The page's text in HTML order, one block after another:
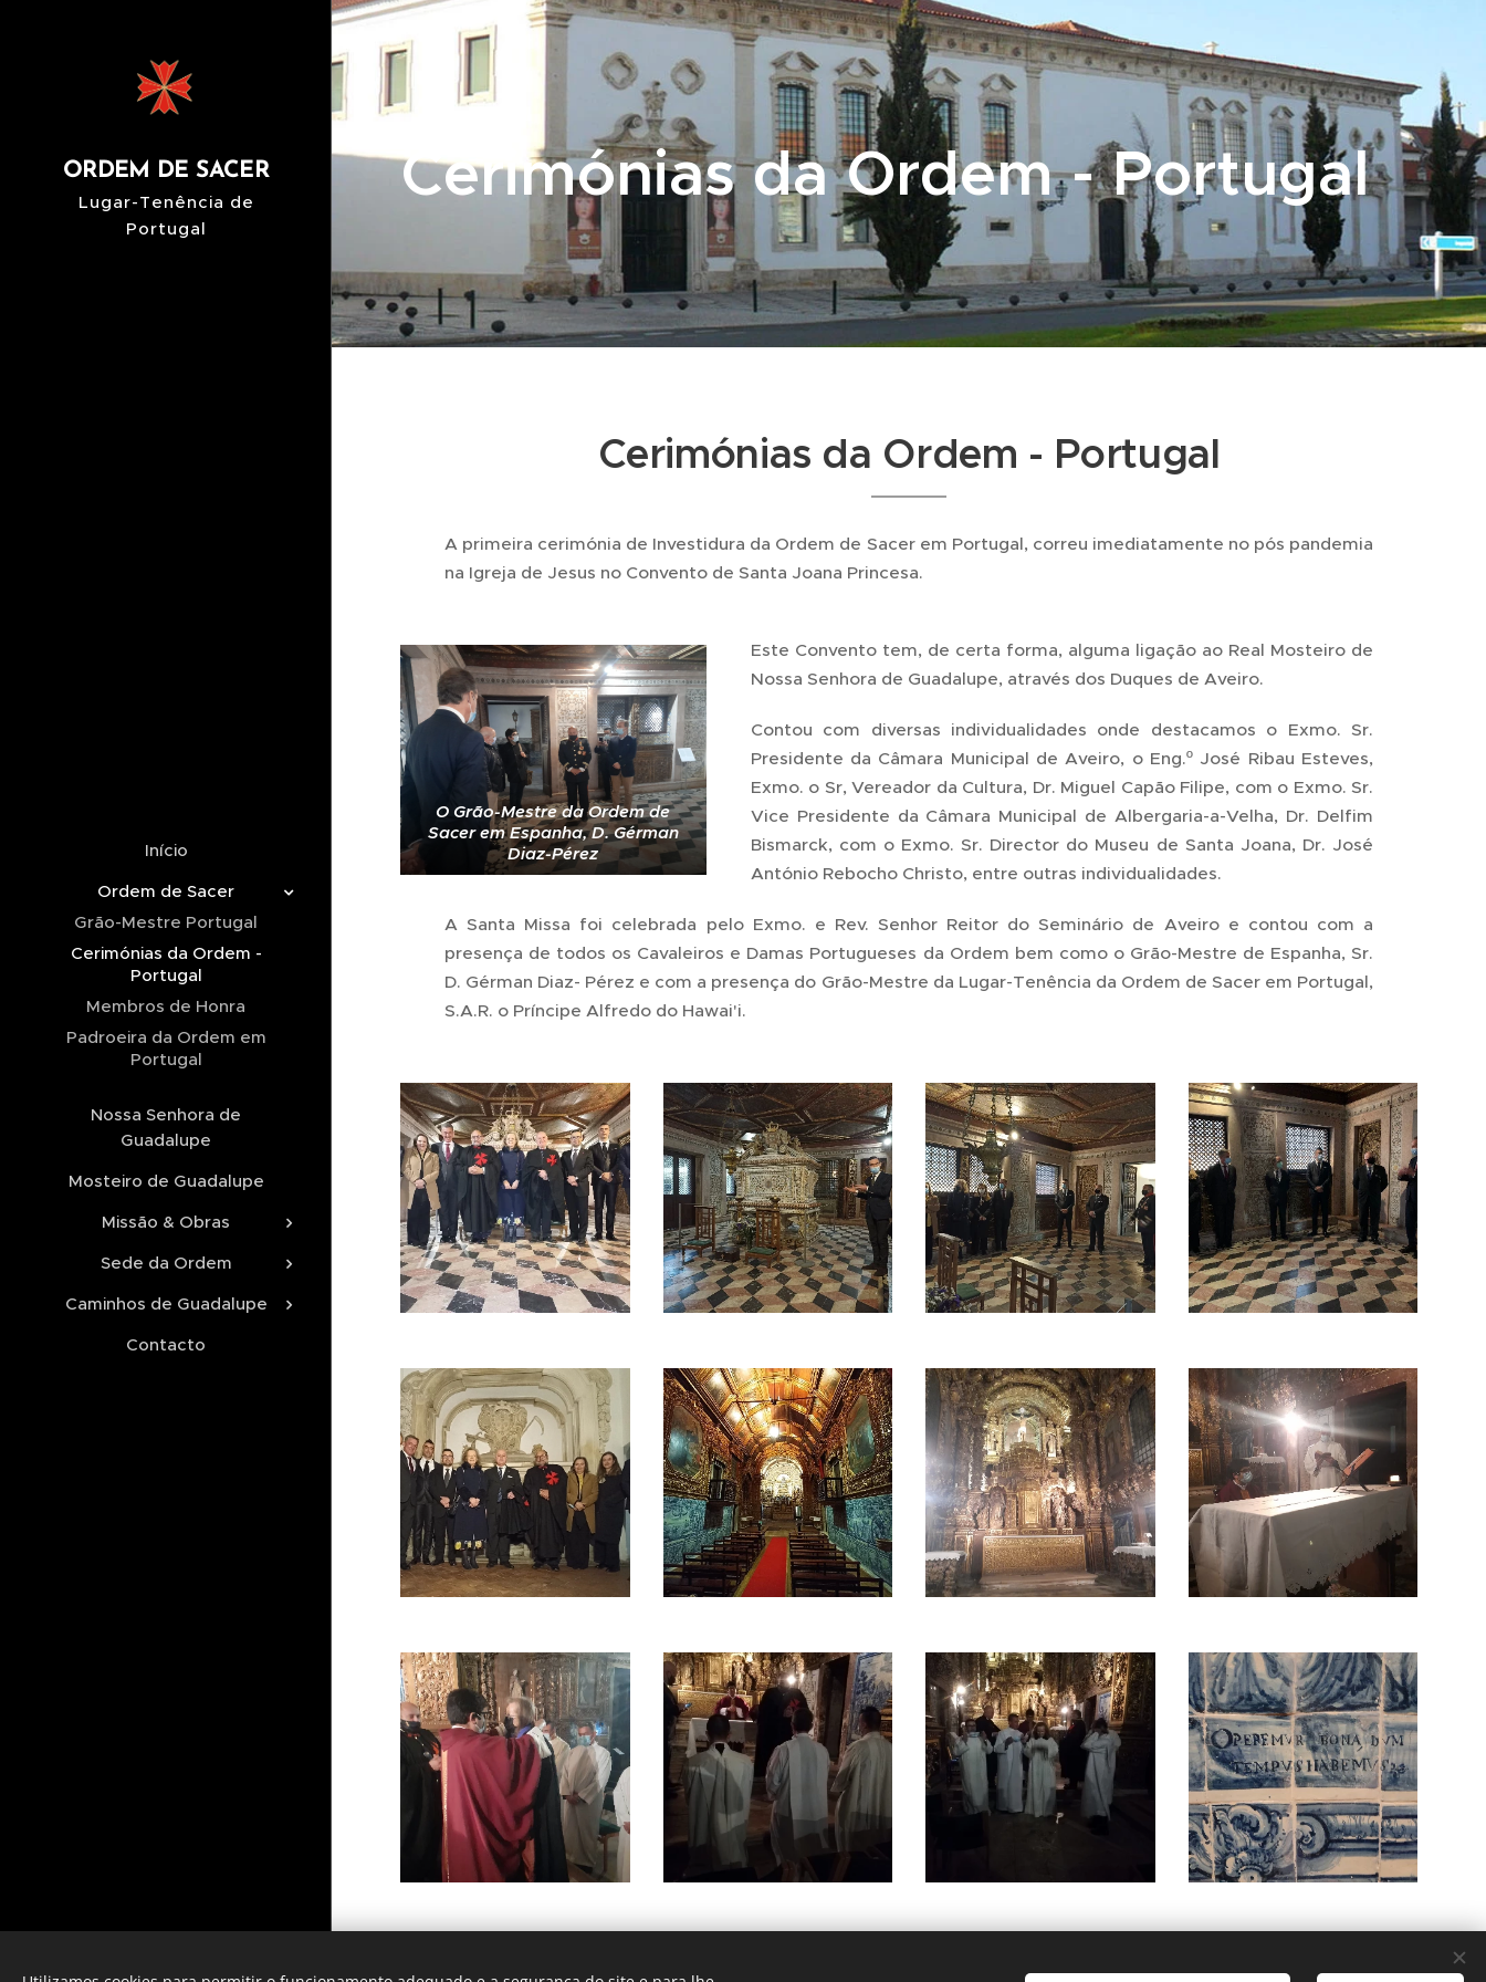
ORDEM DE SACER
Lugar-Tenência de
Portugal
Início
Ordem de Sacer
Grão-Mestre Portugal
Cerimónias da Ordem -
Portugal
Membros de Honra
Padroeira da Ordem em
Portugal
Nossa Senhora de
Guadalupe
Mosteiro de Guadalupe
Missão & Obras
Sede da Ordem
Caminhos de Guadalupe
Contacto
Cerimónias da Ordem - Portugal
Cerimónias da Ordem - Portugal
A primeira cerimónia de Investidura da Ordem de Sacer em Portugal, correu imediatamente no pós pandemia
na Igreja de Jesus no Convento de Santa Joana Princesa.
O Grão-Mestre da Ordem de
Sacer em Espanha, D. Gérman
Diaz-Pérez
Este Convento tem, de certa forma, alguma ligação ao Real Mosteiro de
Nossa Senhora de Guadalupe, através dos Duques de Aveiro.
Contou com diversas individualidades onde destacamos o Exmo. Sr.
Presidente da Câmara Municipal de Aveiro, o Eng.º José Ribau Esteves,
Exmo. o Sr, Vereador da Cultura, Dr. Miguel Capão Filipe, com o Exmo. Sr.
Vice Presidente da Câmara Municipal de Albergaria-a-Velha, Dr. Delfim
Bismarck, com o Exmo. Sr. Director do Museu de Santa Joana, Dr. José
António Rebocho Christo, entre outras individualidades.
A Santa Missa foi celebrada pelo Exmo. e Rev. Senhor Reitor do Seminário de Aveiro e contou com a
presença de todos os Cavaleiros e Damas Portugueses da Ordem bem como o Grão-Mestre de Espanha, Sr.
D. Gérman Diaz- Pérez e com a presença do Grão-Mestre da Lugar-Tenência da Ordem de Sacer em Portugal,
S.A.R. o Príncipe Alfredo do Hawai'i.